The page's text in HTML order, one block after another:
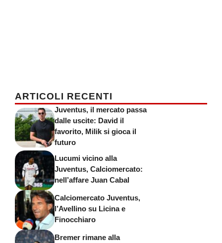
ARTICOLI RECENTI
Juventus, il mercato passa
dalle uscite: David il
favorito, Milik si gioca il
futuro
Lucumi vicino alla
Juventus, Calciomercato:
nell’affare Juan Cabal
Calciomercato Juventus,
l’Avellino su Licina e
Finocchiaro
Bremer rimane alla